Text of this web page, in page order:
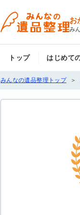
お
み
トップ はじめて
みんなの遺品整理トップ